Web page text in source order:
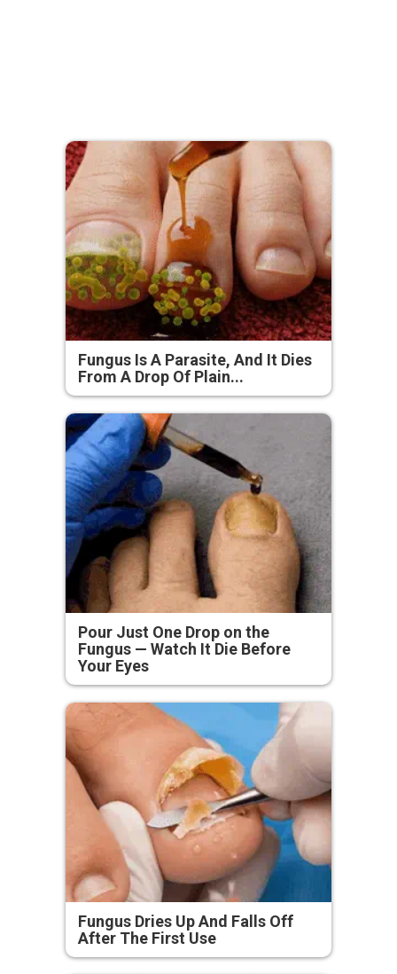
Fungus Is A Parasite, And It Dies
From A Drop Of Plain...
Pour Just One Drop on the
Fungus — Watch It Die Before
Your Eyes
Fungus Dries Up And Falls Off
After The First Use